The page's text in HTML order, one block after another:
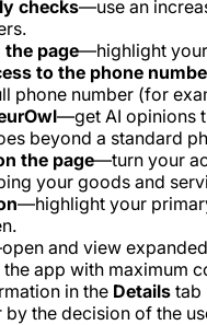
checks—use an
the page—highlight your
to the phone
phone number (for
—get AI opinions
beyond a standard
the page—turn your
your goods and
—highlight your
and view
app with maximum
in the Details tab
by the decision of the